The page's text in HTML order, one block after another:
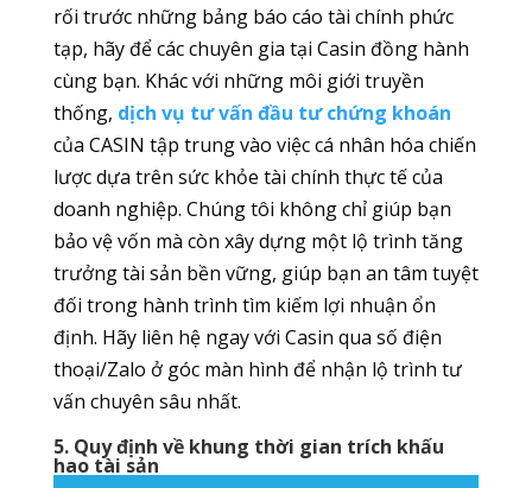
rối trước những bảng báo cáo tài chính phức
tạp, hãy để các chuyên gia tại Casin đồng hành
cùng bạn. Khác với những môi giới truyền
thống, dịch vụ tư vấn đầu tư chứng khoán
của CASIN tập trung vào việc cá nhân hóa chiến
lược dựa trên sức khỏe tài chính thực tế của
doanh nghiệp. Chúng tôi không chỉ giúp bạn
bảo vệ vốn mà còn xây dựng một lộ trình tăng
trưởng tài sản bền vững, giúp bạn an tâm tuyệt
đối trong hành trình tìm kiếm lợi nhuận ổn
định. Hãy liên hệ ngay với Casin qua số điện
thoại/Zalo ở góc màn hình để nhận lộ trình tư
vấn chuyên sâu nhất.
5. Quy định về khung thời gian trích khấu
hao tài sản